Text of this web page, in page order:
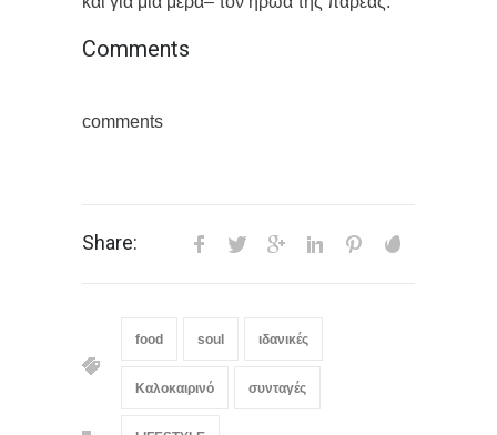
Comments
comments
Share:
food soul ιδανικές
Καλοκαιρινό συνταγές